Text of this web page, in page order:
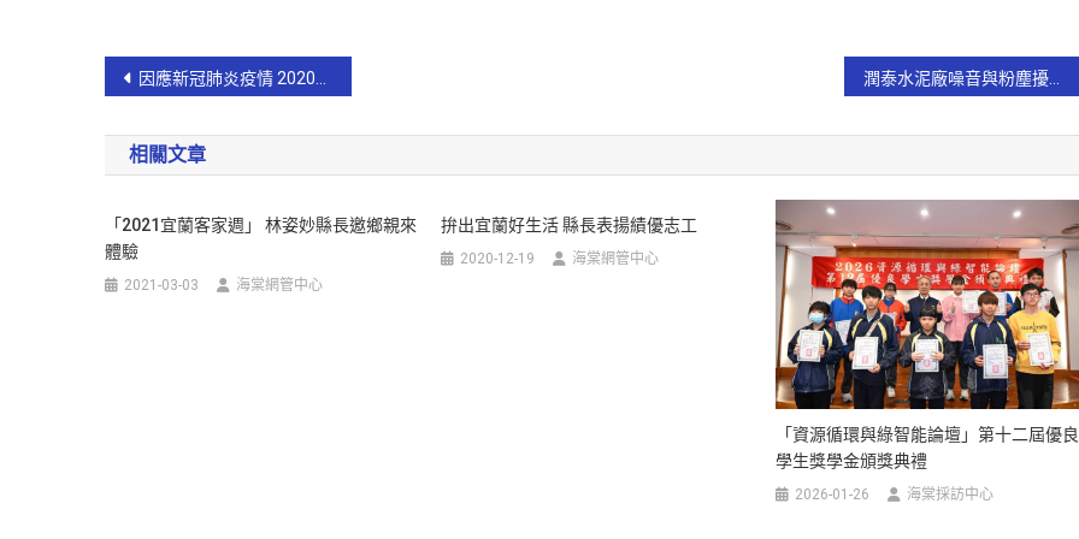
因應新冠肺炎疫情 2020宜蘭國際童玩節停辦
相關文章
「2021宜蘭客家週」 林姿妙縣長邀鄉親來
體驗
2021-03-03 海棠網管中心
拚出宜蘭好生活 縣長表揚績優志工
2020-12-19 海棠網管中心
「資源循環與綠智能論壇」第十二屆優良
學生獎學金頒獎典禮
2026-01-26 海棠採訪中心